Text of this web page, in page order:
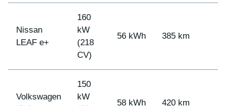
Nissan
LEAF e+
160
kW
(218
CV)
56 kWh 385 km
Volkswagen
150
kW
58 kWh 420 km